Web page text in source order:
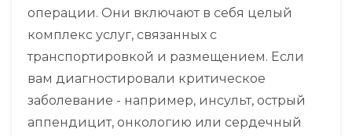
операции. Они включают в себя целый
комплекс услуг, связанных с
транспортировкой и размещением. Если
вам диагностировали критическое
заболевание - например, инсульт, острый
аппендицит, онкологию или сердечный